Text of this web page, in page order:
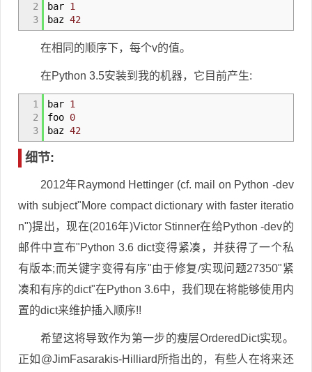
2
3
bar 1
baz 42
在相同的顺序下，每个v的值。
在Python 3.5安装到我的机器，它目前产生:
1
2
3
bar 1
foo 0
baz 42
细节:
2012年Raymond Hettinger (cf. mail on Python -dev
with subject"More compact dictionary with faster iteratio
n")提出，现在(2016年)Victor Stinner在给Python -dev的
邮件中宣布"Python 3.6 dict变得紧凑，并获得了一个私
有版本;而关键字变得有序"由于修复/实现问题27350"紧
凑和有序的dict"在Python 3.6中，我们现在将能够使用内
置的dict来维护插入顺序!!
希望这将导致作为第一步的瘦层OrderedDict实现。
正如@JimFasarakis-Hilliard所指出的，有些人在将来还